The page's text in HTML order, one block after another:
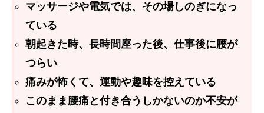
マッサージや電気では、その場しのぎになっ
ている
朝起きた時、長時間座った後、仕事後に腰が
つらい
痛みが怖くて、運動や趣味を控えている
このまま腰痛と付き合うしかないのか不安が